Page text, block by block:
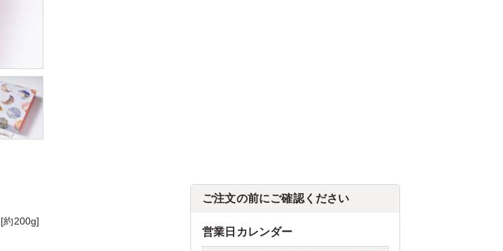
約200g]
ご注文の前にご確認ください
営業日カレンダー